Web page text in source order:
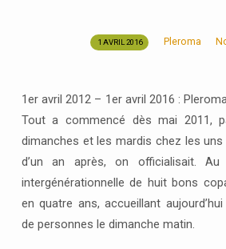
PLEROMA
!
1 AVRIL 2016 Pleroma
1er avril 2012 – 1er avril 2016 :
Tout a commencé dès mai 2011,
dimanches et les mardis chez les
d’un an après, on officialisait. Au
intergénérationnelle de huit bons
en quatre ans, accueillant
de personnes le dimanche matin.